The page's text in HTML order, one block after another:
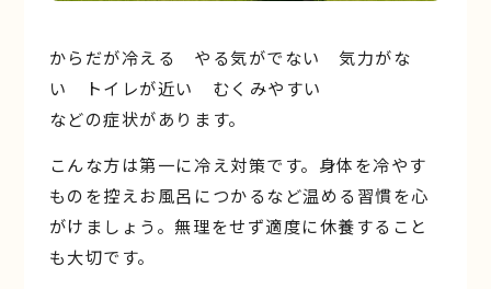
からだが冷える やる気がでない 気力がな
い トイレが近い むくみやすい
などの症状があります。
こんな方は第一に冷え対策です。身体を冷やす
ものを控えお風呂につかるなど温める習慣を心
がけましょう。無理をせず適度に休養すること
も大切です。